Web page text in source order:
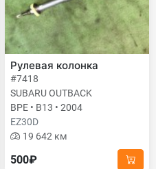
Рулевая колонка
#7418
SUBARU OUTBACK
BPE • B13 • 2004
EZ30D
19 642 км
500₽